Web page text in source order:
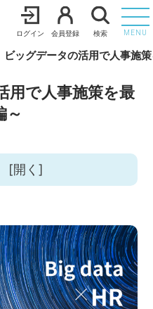
ログイン 会員登録 検索 MENU
ビッグデータの活用で人事施
用で人事施策を最
～
[開く]